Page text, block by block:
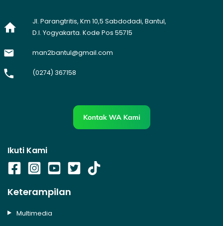
Jl. Parangtritis, Km 10,5 Sabdodadi, Bantul,
D.I. Yogyakarta. Kode Pos 55715
man2bantul@gmail.com
(0274) 367158
Ikuti Kami
Keterampilan
Multimedia